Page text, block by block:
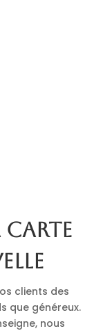
carte
clients des
que généreux.
nous